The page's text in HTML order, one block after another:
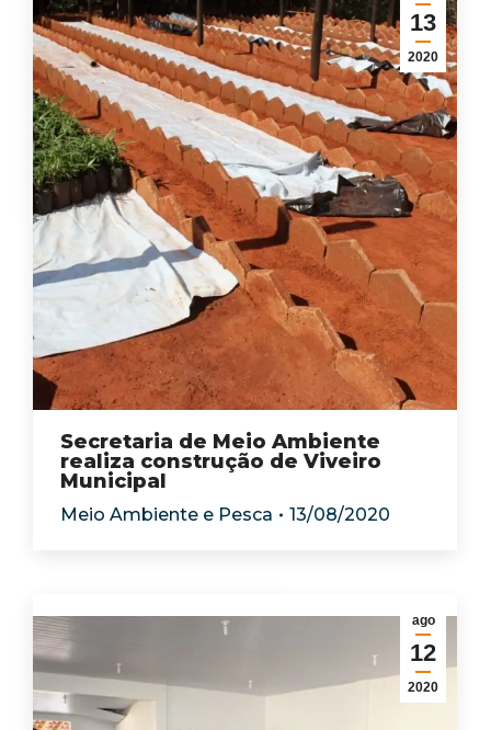
13
2020
Secretaria de Meio Ambiente
realiza construção de Viveiro
Municipal
Meio Ambiente e Pesca 13/08/2020
ago
12
2020